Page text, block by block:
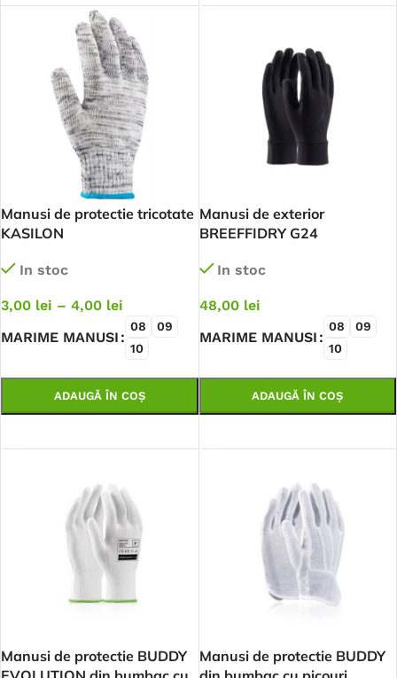
Manusi de protectie tricotate
KASILON
In stoc
3,00 lei – 4,00 lei
MARIME MANUSI
08
09
10
ADAUGĂ ÎN COȘ
Manusi de exterior
BREEFFIDRY G24
In stoc
48,00 lei
MARIME MANUSI
08
09
10
ADAUGĂ ÎN COȘ
Manusi de protectie BUDDY
Manusi de protectie BUDDY